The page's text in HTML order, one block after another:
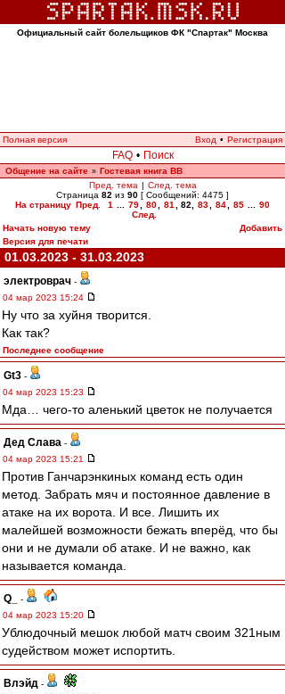
Официальный сайт болельщиков ФК "Спартак" Москва
Полная версия Вход • Регистрация
FAQ • Поиск
Общение на сайте » Гостевая книга ВВ
Пред. тема | След. тема
Страница 82 из 90 [ Сообщений: 4475 ]
На страницу Пред. 1 79 80 81 82 83 84 85
90
След.
Начать новую тему
Добавить
Версия для печати
01.03.2023 - 31.03.2023
электроврач -
04 мар 2023 15:24
Ну что за хуйня творится.
Как так?
Последнее сообщение
Gt3 -
04 мар 2023 15:23
Мда… чего-то аленький цветок не получается
Дед Слава -
04 мар 2023 15:21
Против Ганчарэнкиных команд есть один
метод. Забрать мяч и постоянное давление в
атаке на их ворота. И все. Лишить их
малейшей возможности бежать вперёд, что бы
они и не думали об атаке. И не важно, как
называется команда.
Q_
-
04 мар 2023 15:20
Ублюдочный мешок любой матч своим 321ным
судейством может испортить.
Влэйд -